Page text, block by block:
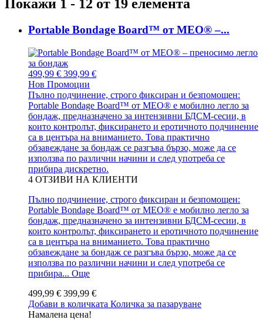
Покажи 1 - 12 от 19 елемента
Portable Bondage Board™ от MEO® –...
499,99 € 399,99 €
Нов Промоции
Пълно подчинение, строго фиксиран и безпомощен:
Portable Bondage Board™ от MEO® е мобилно легло за
бондаж, предназначено за интензивни БДСМ-сесии, в
които контролът, фиксирането и еротичното подчинение
са в центъра на вниманието. Това практично
обзавеждане за бондаж се разгъва бързо, може да се
използва по различни начини и след употреба се
прибира дискретно.
4 ОТЗИВИ НА КЛИЕНТИ
Пълно подчинение, строго фиксиран и безпомощен:
Portable Bondage Board™ от MEO® е мобилно легло за
бондаж, предназначено за интензивни БДСМ-сесии, в
които контролът, фиксирането и еротичното подчинение
са в центъра на вниманието. Това практично
обзавеждане за бондаж се разгъва бързо, може да се
използва по различни начини и след употреба се
прибира... Още
499,99 € 399,99 €
Добави в количката Количка за пазаруване
Намалена цена!